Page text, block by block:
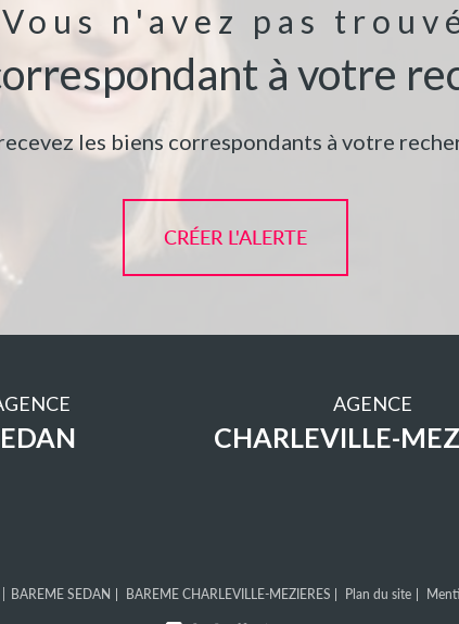
Vous n'avez pas
à votre
les biens correspondants à votre
CRÉER L'ALERTE
AGENCE
CHARLEVILLE-
BAREME SEDAN BAREME CHARLEVILLE-MEZIERES Plan du site